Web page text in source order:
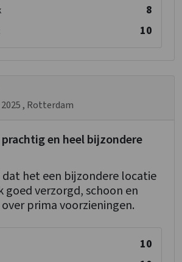
8
10
, Rotterdam
en heel bijzondere
het een bijzondere locatie
goed verzorgd, schoon en
prima voorzieningen.
10